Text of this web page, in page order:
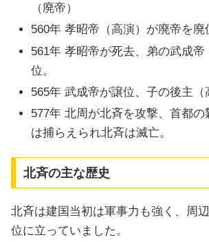
（廃帝）
560年 孝昭帝（高演）が廃帝を廃
561年 孝昭帝が死去、弟の武成帝
位。
565年 武成帝が譲位、子の後主（
577年 北周が北斉を攻撃、首都の
は捕らえられ北斉は滅亡。
北斉の主な歴史
北斉は建国当初は軍事力も強く、周
位に立っていました。